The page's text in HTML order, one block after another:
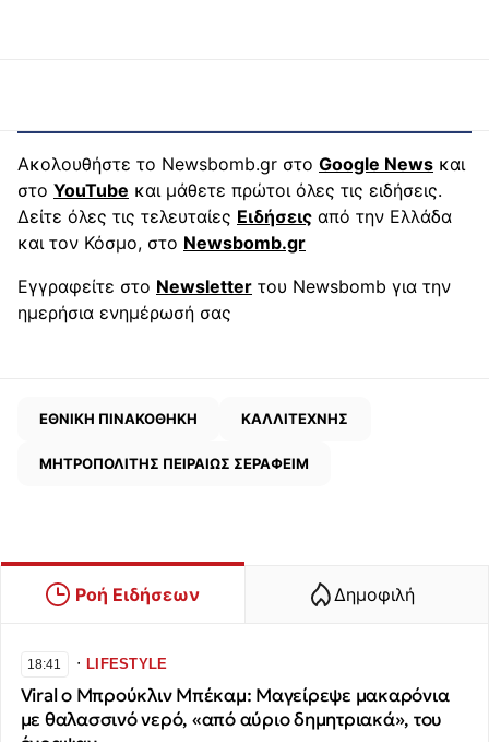
Ακολουθήστε το Newsbomb.gr στο Google News και
στο YouTube και μάθετε πρώτοι όλες τις ειδήσεις.
Δείτε όλες τις τελευταίες Ειδήσεις από την Ελλάδα
και τον Κόσμο, στο Newsbomb.gr
Εγγραφείτε στο Newsletter του Newsbomb για την
ημερήσια ενημέρωσή σας
ΕΘΝΙΚΗ ΠΙΝΑΚΟΘΗΚΗ ΚΑΛΛΙΤΕΧΝΗΣ
ΜΗΤΡΟΠΟΛΙΤΗΣ ΠΕΙΡΑΙΩΣ ΣΕΡΑΦΕΙΜ
Ροή Ειδήσεων Δημοφιλή
18:41 ∙LIFESTYLE
Viral ο Μπρούκλιν Μπέκαμ: Μαγείρεψε μακαρόνια
με θαλασσινό νερό, «από αύριο δημητριακά», του